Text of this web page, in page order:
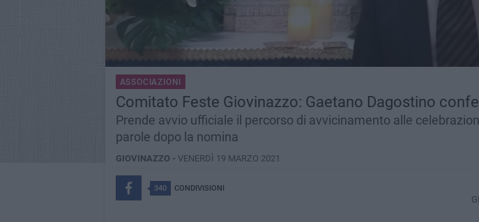
ASSOCIAZIONI
Comitato Feste Giovinazzo: Gaetano Dagostino
Prende avvio ufficiale il percorso di avvicinamento alle
parole dopo la nomina
GIOVINAZZO - VENERDÌ 19 MARZO 2021
340 CONDIVISIONI